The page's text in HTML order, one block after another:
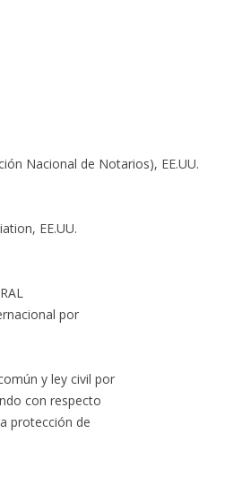
Nacional de Notarios), EE.UU.
EE.UU.
por
y ley civil por
con respecto
protección de